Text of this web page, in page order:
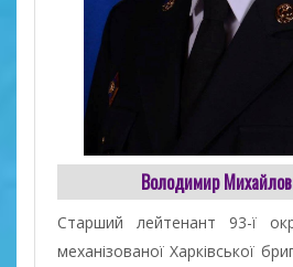
Володимир
Старший лейтенант 93-ї
механізованої Харківської